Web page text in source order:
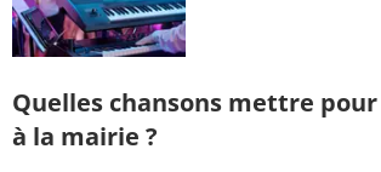
Quelles chansons mettre
à la mairie ?